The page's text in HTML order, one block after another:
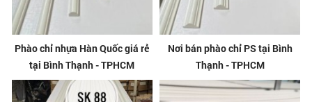
Phào chỉ nhựa Hàn Quốc giá rẻ
tại Bình Thạnh - TPHCM
Nơi bán phào chỉ PS tại Bình
Thạnh - TPHCM